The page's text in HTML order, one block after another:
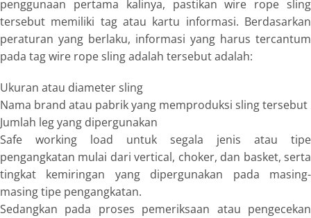
penggunaan pertama kalinya, pastikanwire rope sling
tersebut memiliki tagatau kartu informasi. Berdasarkan
peraturan yang berlaku, informasi yang harus tercantum
pada tag wire rope sling adalah tersebut adalah:
Ukuran atau diameter sling
Nama brand atau pabrik yang memproduksi sling tersebut
Jumlah legyang dipergunakan
Safe working load untuk segala jenis atau tipe
pengangkatan mulai dari vertical, choker, dan basket, serta
tingkat kemiringan yang dipergunakan pada masing-
masing tipe pengangkatan.
Sedangkan pada proses pemeriksaan atau pengecekan